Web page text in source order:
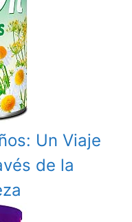
Un Viaje
de la